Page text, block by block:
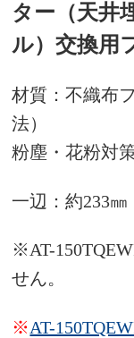
ター（天井
ル）交換用
材質：不織布
法）
粉塵・花粉対
一辺：約233㎜
※AT-
せん。
※ AT-